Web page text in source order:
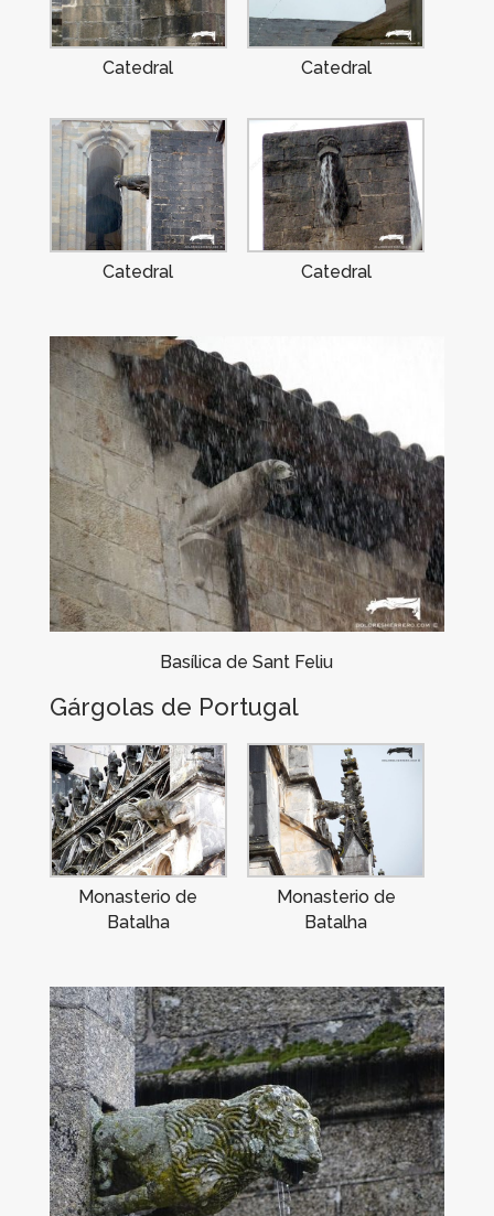
Catedral Catedral
Catedral Catedral
Basílica de Sant Feliu
Gárgolas de Portugal
Monasterio de
Batalha
Monasterio de
Batalha